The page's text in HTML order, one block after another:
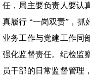
任，局主要负责人要认
真履行 “一岗双责”，抓
业务工作与党建工作同
强化监督责任。纪检监
员干部的日常监督管理